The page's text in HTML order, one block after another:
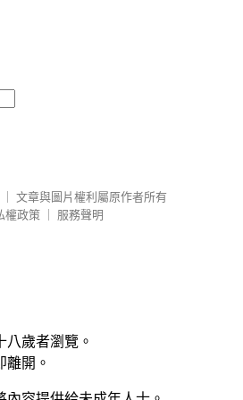
文章與圖片權利屬原作者所有
權政策
服務聲明
八歲者瀏覽。
離開。